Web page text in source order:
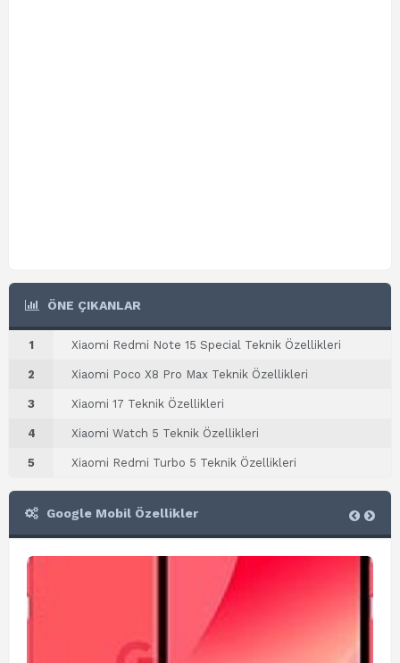
ÖNE ÇIKANLAR
1 Xiaomi Redmi Note 15 Special Teknik Özellikleri
2 Xiaomi Poco X8 Pro Max Teknik Özellikleri
3 Xiaomi 17 Teknik Özellikleri
4 Xiaomi Watch 5 Teknik Özellikleri
5 Xiaomi Redmi Turbo 5 Teknik Özellikleri
Google Mobil Özellikler